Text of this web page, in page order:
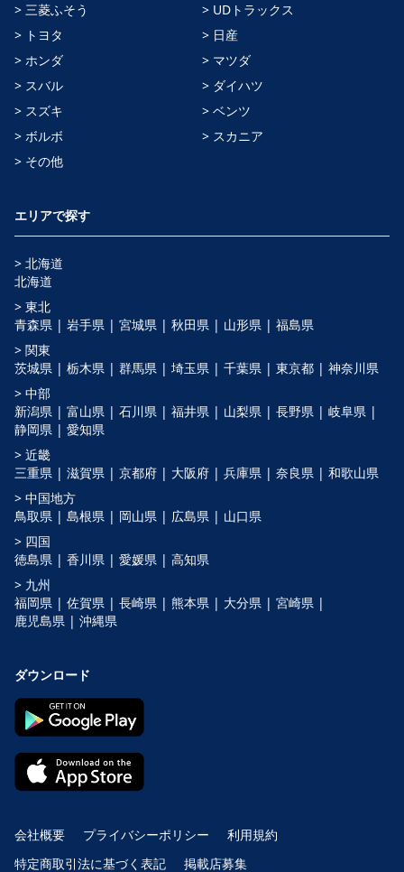
> 三菱ふそう
> UDトラックス
> トヨタ
> 日産
> ホンダ
> マツダ
> スバル
> ダイハツ
> スズキ
> ベンツ
> ボルボ
> スカニア
> その他
エリアで探す
> 北海道
北海道
> 東北
青森県 | 岩手県 | 宮城県 | 秋田県 | 山形県 | 福島県
> 関東
茨城県 | 栃木県 | 群馬県 | 埼玉県 | 千葉県 | 東京都 | 神奈川県
> 中部
新潟県 | 富山県 | 石川県 | 福井県 | 山梨県 | 長野県 | 岐阜県 |
静岡県 | 愛知県
> 近畿
三重県 | 滋賀県 | 京都府 | 大阪府 | 兵庫県 | 奈良県 | 和歌山県
> 中国地方
鳥取県 | 島根県 | 岡山県 | 広島県 | 山口県
> 四国
徳島県 | 香川県 | 愛媛県 | 高知県
> 九州
福岡県 | 佐賀県 | 長崎県 | 熊本県 | 大分県 | 宮崎県 |
鹿児島県 | 沖縄県
ダウンロード
会社概要 プライバシーポリシー
利用規約
特定商取引法に基づく表記
掲載店募集